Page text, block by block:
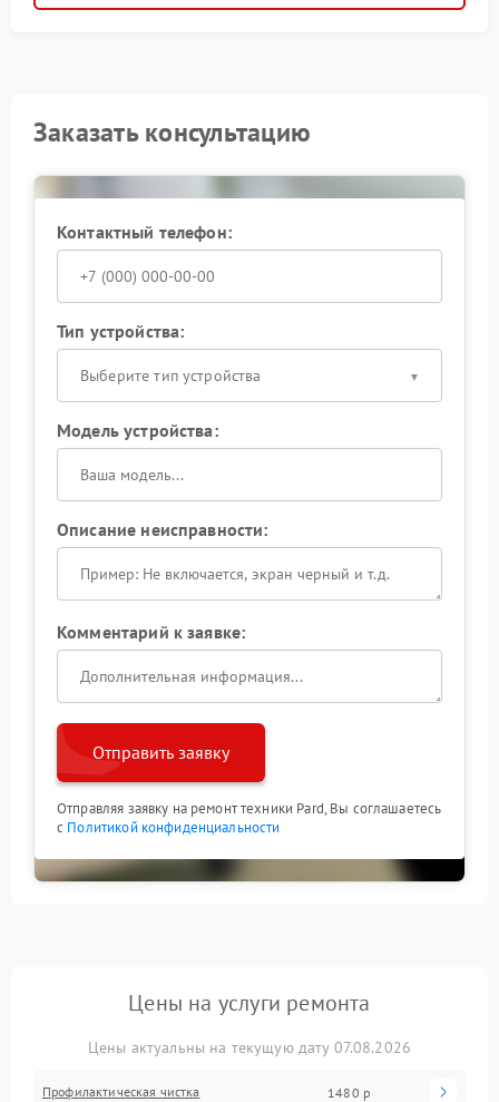
Заказать консультацию
Контактный телефон:
Тип устройства:
Выберите тип устройства
Модель устройства:
Описание неисправности:
Комментарий к заявке:
Отправить заявку
Отправляя заявку на ремонт техники Pard, Вы соглашаетесь
с Политикой конфиденциальности
Цены на услуги ремонта
Цены актуальны на текущую дату 07.08.2026
Профилактическая чистка 1480 р